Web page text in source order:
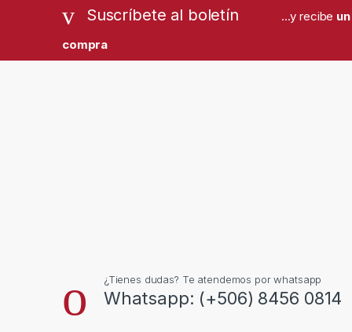
Suscríbete al boletín ...y recibe
compra
¿Tienes dudas? Te atendemos por whatsapp
Whatsapp: (+506) 8456 0814